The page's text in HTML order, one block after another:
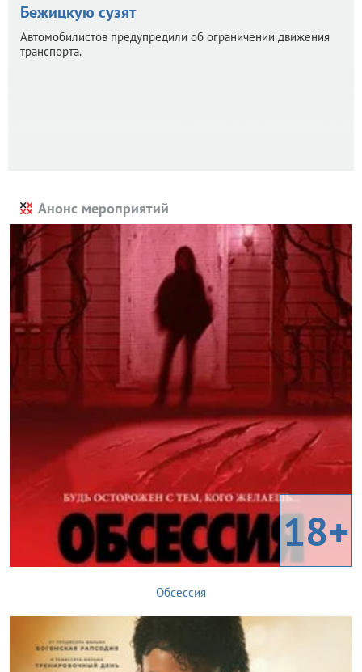
Бежицкую сузят
Автомобилистов предупредили об ограничении движения
транспорта.
Анонс мероприятий
18+
Обсессия